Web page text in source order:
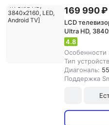
169 990 ₽
LCD
Ultra HD,
4.8
Особенности
Тип
Диагональ:
Поддержка